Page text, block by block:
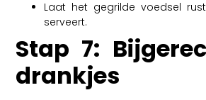
Laat het gegrilde voedsel
serveert.
Stap 7:
drankjes